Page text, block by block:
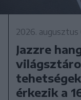
2026. augusztus
Jazzre
érkezik a